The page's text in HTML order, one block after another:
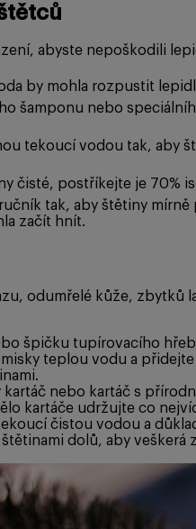
abyste nepoškodili
by mohla rozpustit
šamponu nebo
tekoucí vodou tak, aby
čisté, postříkejte je 70%
tak, aby štětiny
začít hnít.
odumřelé kůže,
špičku tupírovacího
teplou vodu a
kartáč nebo kartáč s
kartáče udržujte co
čistou vodou a
dolů, aby